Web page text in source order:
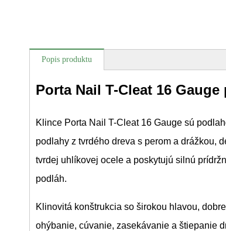
Popis produktu
Porta Nail T-Cleat 16
Klince Porta Nail T-Cleat 16 Gauge sú
podlahy z tvrdého dreva s perom a drážkou,
tvrdej uhlíkovej ocele a poskytujú silnú
podláh.
Klinovitá konštrukcia so širokou hlavou,
ohýbanie, cúvanie, zasekávanie a štiepanie